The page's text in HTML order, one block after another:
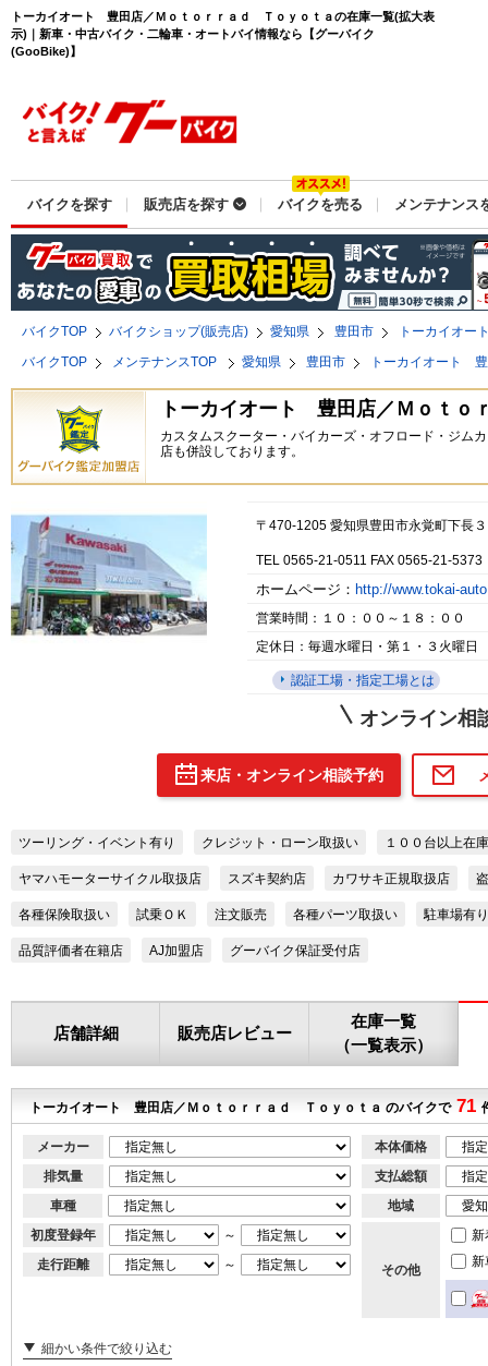
トーカイオート 豊田店／Ｍｏｔｏｒｒａｄ Ｔｏｙｏｔａの在庫一覧(拡大表
示)｜新車・中古バイク・二輪車・オートバイ情報なら【グーバイク
(GooBike)】
バイクを探す 販売店を探す バイクを売る メンテナンス
バイクTOP バイクショップ(販売店) 愛知県 豊田市
トーカイオ
バイクTOP
メンテナンスTOP 愛知県 豊田市 トーカイオート
トーカイオート 豊田店／Ｍｏｔ
カスタムスクーター・バイカーズ・オフロード・ジ
店も併設しております。
〒470-1205 愛知県豊田市永覚町下長
TEL 0565-21-0511 FAX 0565-21-5373
ホームページ： http://www.tokai-
営業時間：１０：００～１８：００
定休日：毎週水曜日・第１・３火曜日
認証工場・指定工場とは
オンライン相
来店・オンライン相談予約
ツーリング・イベント有り クレジット・ローン取扱い １００台以上在
ヤマハモーターサイクル取扱店 スズキ契約店 カワサキ正規取扱店
各種保険取扱い 試乗ＯＫ 注文販売 各種パーツ取扱い 駐車場有り
品質評価者在籍店 AJ加盟店 グーバイク保証受付店
店舗詳細 販売店レビュー
在庫一覧
（一覧表示）
トーカイオート 豊田店／Ｍｏｔｏｒｒａｄ Ｔｏｙｏｔａ のバイクで 71
メーカー
排気量
車種
初度登録年
～
走行距離
～
本体価格
支払総額
地域
その他
新
新
細かい条件で絞り込む